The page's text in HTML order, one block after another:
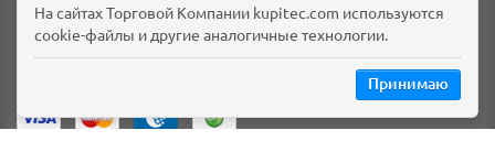
Основной склад: Германия, Берлин
Доп. склад: Россия, Омск
На сайтах Торговой Компании kupitec.com используются
cookie-файлы и другие аналогичные технологии.
Принимаю